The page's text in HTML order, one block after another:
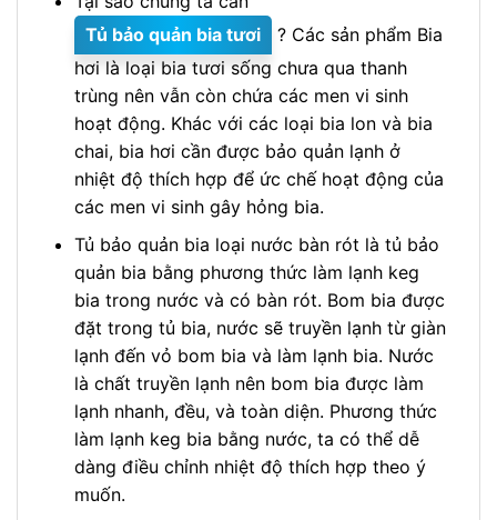
Tủ bảo quản bia tươi
? Các sản phẩm Bia
hơi là loại bia tươi sống chưa qua thanh
trùng nên vẫn còn chứa các men vi sinh
hoạt động. Khác với các loại bia lon và bia
chai, bia hơi cần được bảo quản lạnh ở
nhiệt độ thích hợp để ức chế hoạt động của
các men vi sinh gây hỏng bia.
Tủ bảo quản bia loại nước bàn rót là tủ bảo
quản bia bằng phương thức làm lạnh keg
bia trong nước và có bàn rót. Bom bia được
đặt trong tủ bia, nước sẽ truyền lạnh từ giàn
lạnh đến vỏ bom bia và làm lạnh bia. Nước
là chất truyền lạnh nên bom bia được làm
lạnh nhanh, đều, và toàn diện. Phương thức
làm lạnh keg bia bằng nước, ta có thể dễ
dàng điều chỉnh nhiệt độ thích hợp theo ý
muốn.